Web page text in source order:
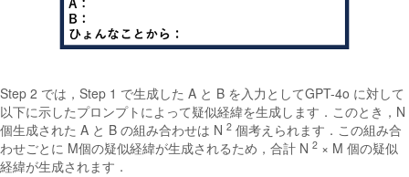
Step 2 では，Step 1 で生成した A と B を入力としてGPT-4o に対して
以下に示したプロンプトによって疑似経緯を生成します．このとき，N
個生成された A と B の組み合わせは N 2 個考えられます．この組み合
わせごとに M個の疑似経緯が生成されるため，合計 N 2 × M 個の疑似
経緯が生成されます．